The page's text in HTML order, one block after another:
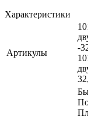
Характеристики
Артикулы
-